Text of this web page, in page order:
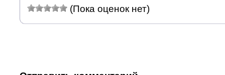
(Пока оценок нет)